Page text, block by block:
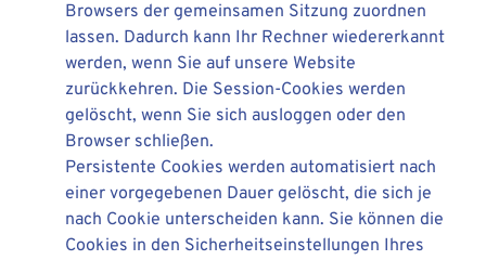
Browsers der gemeinsamen Sitzung zuordnen
lassen. Dadurch kann Ihr Rechner wiedererkannt
werden, wenn Sie auf unsere Website
zurückkehren. Die Session-Cookies werden
gelöscht, wenn Sie sich ausloggen oder den
Browser schließen.
Persistente Cookies werden automatisiert nach
einer vorgegebenen Dauer gelöscht, die sich je
nach Cookie unterscheiden kann. Sie können die
Cookies in den Sicherheitseinstellungen Ihres